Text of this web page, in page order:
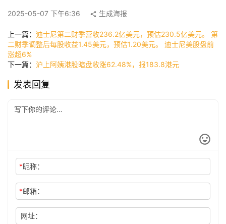
快
公
时
技
2025-05-07 下午6:36 生成海报
上一篇： 迪士尼第二财季营收236.2亿美元，预估230.5亿美元。 第
二财季调整后每股收益1.45美元，预估1.20美元。 迪士尼美股盘前
涨超6%
下一篇： 沪上阿姨港股暗盘收涨62.48%，报183.8港元
发表回复
*昵称：
*邮箱：
网址：